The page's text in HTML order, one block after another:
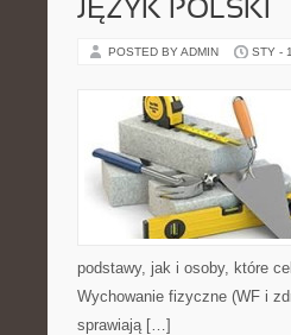
JĘZYK POLSKI
POSTED BY ADMIN STY -
podstawy, jak i osoby, które
Wychowanie fizyczne (WF i
sprawiają […]